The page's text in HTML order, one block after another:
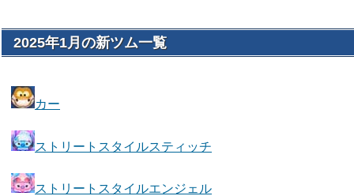
2025年1月の新ツム一覧
カー
ストリートスタイルスティッチ
ストリートスタイルエンジェル